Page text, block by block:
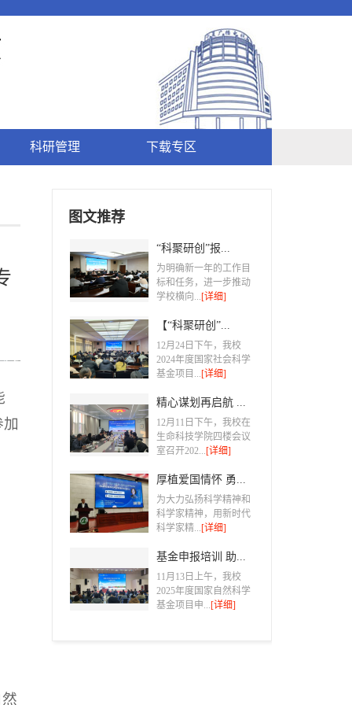
科研管理 下载专区
图文推荐
“科聚研创”报...
为明确新一年的工作目
标和任务，进一步推动
学校横向...[详细]
【“科聚研创”...
​12月24日下午，我校
2024年度国家社会科学
基金项目...[详细]
精心谋划再启航 ...
12月11日下午，我校在
生命科技学院四楼会议
室召开202...[详细]
厚植爱国情怀 勇...
为大力弘扬科学精神和
科学家精神，用新时代
科学家精...[详细]
基金申报培训 助...
11月13日上午，我校
2025年度国家自然科学
基金项目申...[详细]